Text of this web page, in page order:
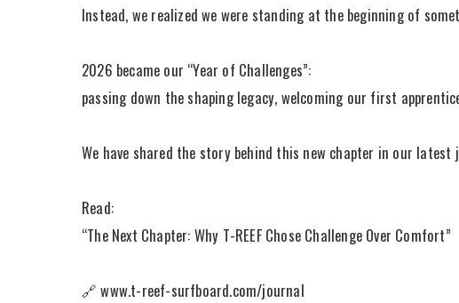
Instead, we realized we were standing at the beginning of
2026 became our “Year of Challenges”:
passing down the shaping legacy, welcoming our first
We have shared the story behind this new chapter in our
Read:
“The Next Chapter: Why T-REEF Chose Challenge Over Comfort”
🔗 www.t-reef-surfboard.com/journal